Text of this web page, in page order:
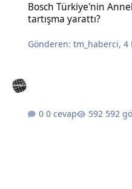
Bosch Türkiye'nin
tartışma yarattı?
Gönderen:tm_haberci,4
0 cevap 592